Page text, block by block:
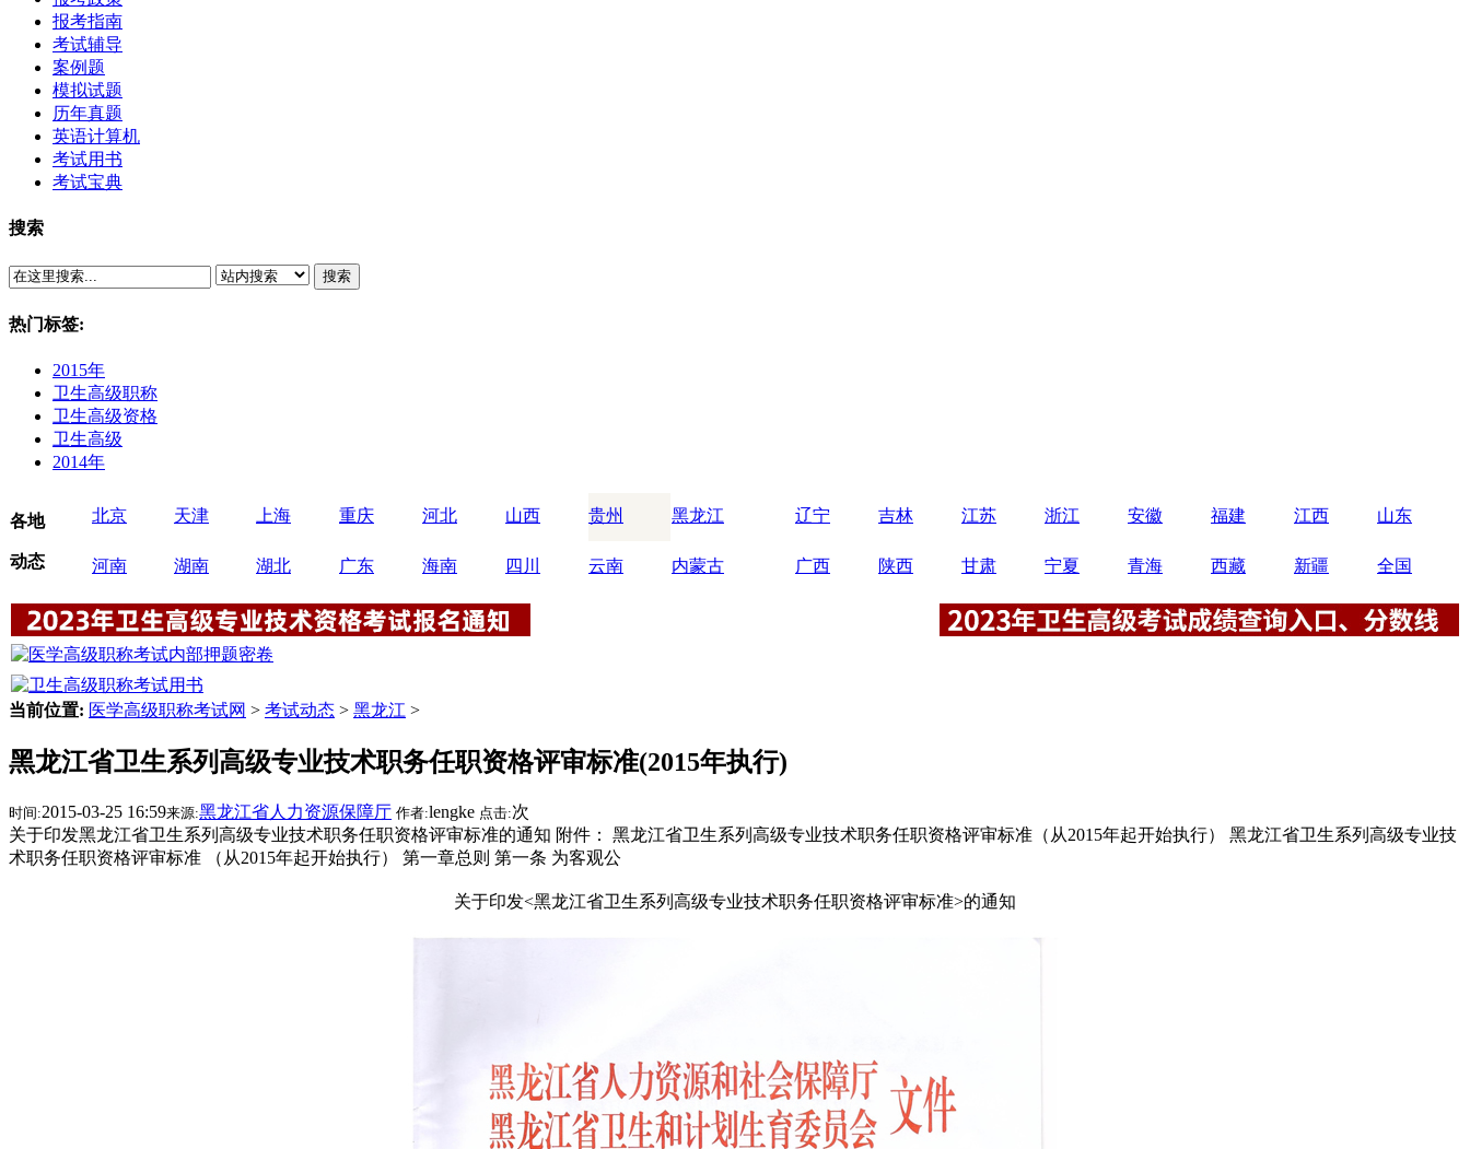
报考指南
考试辅导
案例题
模拟试题
历年真题
英语计算机
考试用书
考试宝典
搜索
搜索
热门标签:
2015年
卫生高级职称
卫生高级资格
卫生高级
2014年
各地
动态
北京 天津 上海 重庆 河北 山西 贵州 黑龙江 辽宁 吉林 江苏 浙江 安徽 福建 江西 山东
河南 湖南 湖北 广东 海南 四川 云南 内蒙古 广西 陕西 甘肃 宁夏 青海 西藏 新疆 全国
当前位置: 医学高级职称考试网 > 考试动态 > 黑龙江 >
黑龙江省卫生系列高级专业技术职务任职资格评审标准(2015年执行)
时间:2015-03-25 16:59来源:黑龙江省人力资源保障厅 作者:lengke 点击:次
关于印发黑龙江省卫生系列高级专业技术职务任职资格评审标准的通知 附件： 黑龙江省卫生系列高级专业技术职务任职资格评审标准（从2015年起开始执行） 黑龙江省卫生系列高级专业技
术职务任职资格评审标准 （从2015年起开始执行） 第一章总则 第一条 为客观公
关于印发<黑龙江省卫生系列高级专业技术职务任职资格评审标准>的通知